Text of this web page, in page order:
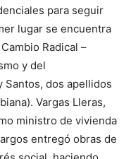
para seguir
lugar se encuentra
Radical –
y del
Santos, dos apellidos
Vargas Lleras,
ministro de vivienda
entregó obras de